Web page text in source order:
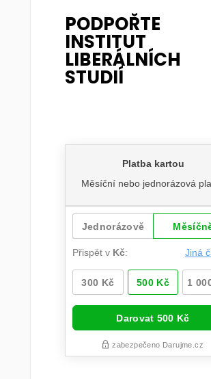
PODPOŘTE
INSTITUT
LIBERÁLNÍCH
STUDIÍ